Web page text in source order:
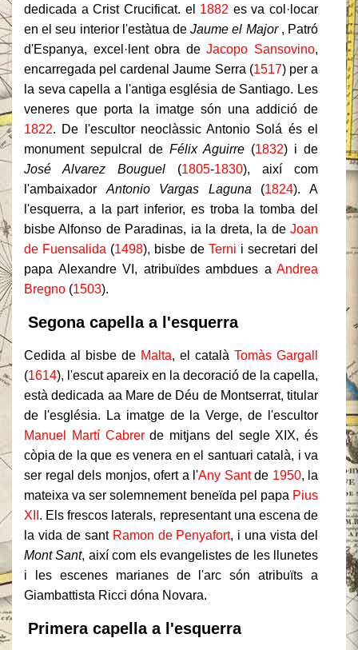
dedicada a Crist Crucificat. el 1882 es va col·locar
en el seu interior l'estàtua deJaume el Major , Patró
d'Espanya, excel·lent obra deJacopo Sansovino,
encarregada pel cardenal Jaume Serra (1517) per a
la seva capella a l'antiga església de Santiago. Les
veneres que porta la imatge són una addició de
1822. De l'escultor neoclàssic Antonio Solá és el
monument sepulcral de Félix Aguirre (1832) i de
José Alvarez Bouguel (1805-1830), així com
l'ambaixador Antonio Vargas Laguna (1824). A
l'esquerra, a la part inferior, es troba la tomba del
bisbe Alfonso de Paradinas, ia la dreta, la de Joan
de Fuensalida (1498), bisbe de Terni i secretari del
papa Alexandre VI, atribuïdes ambdues a Andrea
Bregno (1503).
Segona capella a l'esquerra
Cedida al bisbe de Malta, el català Tomàs Gargall
(1614), l'escut apareix en la decoració de la capella,
està dedicada aa Mare de Déu de Montserrat, titular
de l'església. La imatge de la Verge, de l'escultor
Manuel Martí Cabrerde mitjans del segle XIX, és
còpia de la que es venera en el santuari català, i va
ser regal dels monjos, ofert a l'Any Santde 1950, la
mateixa va ser solemnement beneïda pel papa Pius
XII . Els frescos laterals, representant una escena de
la vida de sant Ramon de Penyafort, i una vista del
Mont Sant, així com els evangelistes de les llunetes
i les escenes marianes de l'arc són atribuïts a
Giambattista Ricci dóna Novara.
Primera capella a l'esquerra